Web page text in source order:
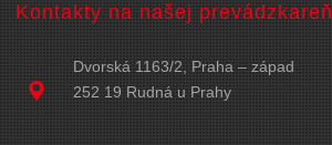
Kontakty na našej prevádzkareň
Dvorská 1163/2, Praha – západ
252 19 Rudná u Prahy